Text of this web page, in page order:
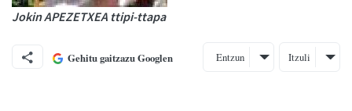
Jokin APEZETXEA ttipi-ttapa
Gehitu gaitzazu Googlen Entzun Itzuli